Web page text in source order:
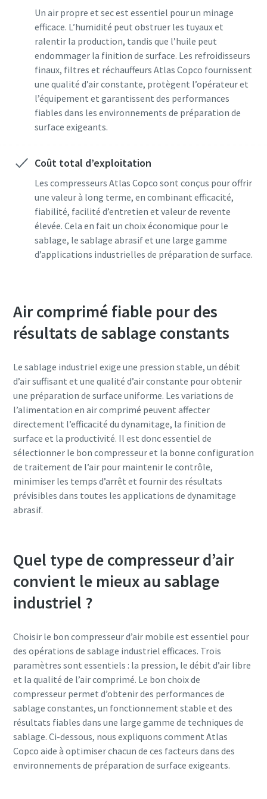
Un air propre et sec est essentiel pour un minage
efficace. L’humidité peut obstruer les tuyaux et
ralentir la production, tandis que l’huile peut
endommager la finition de surface. Les refroidisseurs
finaux, filtres et réchauffeurs Atlas Copco fournissent
une qualité d’air constante, protègent l’opérateur et
l’équipement et garantissent des performances
fiables dans les environnements de préparation de
surface exigeants.
Coût total d’exploitation
Les compresseurs Atlas Copco sont conçus pour offrir
une valeur à long terme, en combinant efficacité,
fiabilité, facilité d’entretien et valeur de revente
élevée. Cela en fait un choix économique pour le
sablage, le sablage abrasif et une large gamme
d’applications industrielles de préparation de surface.
Air comprimé fiable pour des
résultats de sablage constants
Le sablage industriel exige une pression stable, un débit
d’air suffisant et une qualité d’air constante pour obtenir
une préparation de surface uniforme. Les variations de
l’alimentation en air comprimé peuvent affecter
directement l’efficacité du dynamitage, la finition de
surface et la productivité. Il est donc essentiel de
sélectionner le bon compresseur et la bonne configuration
de traitement de l’air pour maintenir le contrôle,
minimiser les temps d’arrêt et fournir des résultats
prévisibles dans toutes les applications de dynamitage
abrasif.
Quel type de compresseur d’air
convient le mieux au sablage
industriel ?
Choisir le bon compresseur d’air mobile est essentiel pour
des opérations de sablage industriel efficaces. Trois
paramètres sont essentiels : la pression, le débit d’air libre
et la qualité de l’air comprimé. Le bon choix de
compresseur permet d’obtenir des performances de
sablage constantes, un fonctionnement stable et des
résultats fiables dans une large gamme de techniques de
sablage. Ci-dessous, nous expliquons comment Atlas
Copco aide à optimiser chacun de ces facteurs dans des
environnements de préparation de surface exigeants.